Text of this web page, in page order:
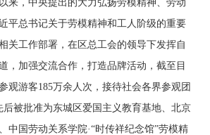
来，中央提出的大力弘扬劳模精神、劳动
平总书记关于劳模精神和工人阶级的重要
关工作部署，在区总工会的领导下发挥自
，加强交流合作，打造品牌活动，截至目
观游客185万余人次，接待社会各界参观团
后被批准为东城区爱国主义教育基地、北京
中国劳动关系学院·“时传祥纪念馆”劳模精